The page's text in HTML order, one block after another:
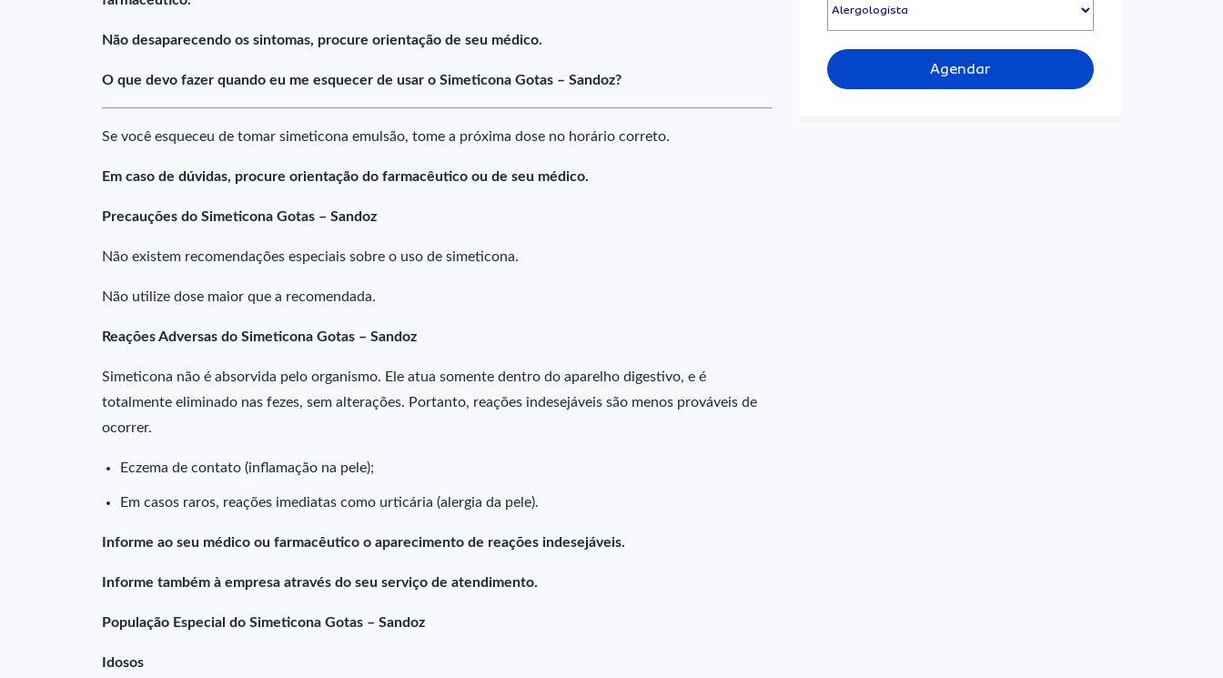
Não desaparecendo os sintomas, procure orientação de seu médico.
O que devo fazer quando eu me esquecer de usar o Simeticona Gotas – Sandoz?
Se você esqueceu de tomar simeticona emulsão, tome a próxima dose no horário correto.
Em caso de dúvidas, procure orientação do farmacêutico ou de seu médico.
Precauções do Simeticona Gotas – Sandoz
Não existem recomendações especiais sobre o uso de simeticona.
Não utilize dose maior que a recomendada.
Reações Adversas do Simeticona Gotas – Sandoz
Simeticona não é absorvida pelo organismo. Ele atua somente dentro do aparelho digestivo, e é
totalmente eliminado nas fezes, sem alterações. Portanto, reações indesejáveis são menos prováveis de
ocorrer.
Eczema de contato (inflamação na pele);
Em casos raros, reações imediatas como urticária (alergia da pele).
Informe ao seu médico ou farmacêutico o aparecimento de reações indesejáveis.
Informe também à empresa através do seu serviço de atendimento.
População Especial do Simeticona Gotas – Sandoz
Idosos
Agendar